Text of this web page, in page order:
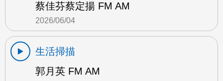
蔡佳芬蔡定揚 FM AM
2026/06/04
生活掃描
郭月英 FM AM